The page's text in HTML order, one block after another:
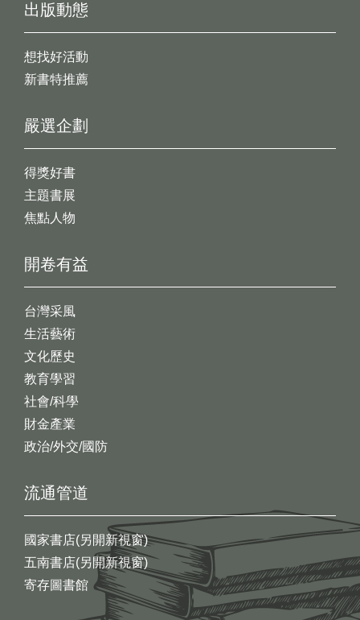
出版動態
想找好活動
新書特推薦
開卷有益
台灣采風
生活藝術
文化歷史
教育學習
社會/科學
財金產業
政治/外交/國防
嚴選企劃
得獎好書
主題書展
焦點人物
流通管道
國家書店(另開新視窗)
五南書店(另開新視窗)
寄存圖書館